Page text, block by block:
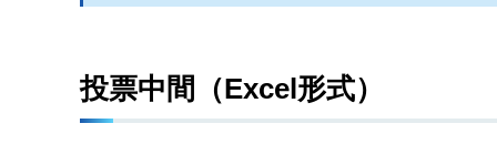
投票中間（Excel形式）